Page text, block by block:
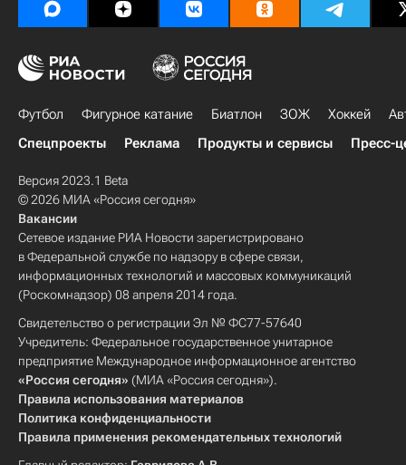
Футбол Фигурное катание Биатлон ЗОЖ Хоккей
Спецпроекты
Реклама Продукты и сервисы Пресс-
Версия 2023.1 Beta
© 2026 МИА «Россия сегодня»
Вакансии
Сетевое издание РИА Новости зарегистрировано
в Федеральной службе по надзору в сфере связи,
информационных технологий и массовых коммуникаций
(Роскомнадзор) 08 апреля 2014 года.
Свидетельство о регистрации Эл № ФС77-57640
Учредитель: Федеральное государственное унитарное
предприятие Международное информационное агентство
«Россия сегодня» (МИА «Россия сегодня»).
Правила использования материалов
Политика конфиденциальности
Правила применения рекомендательных технологий